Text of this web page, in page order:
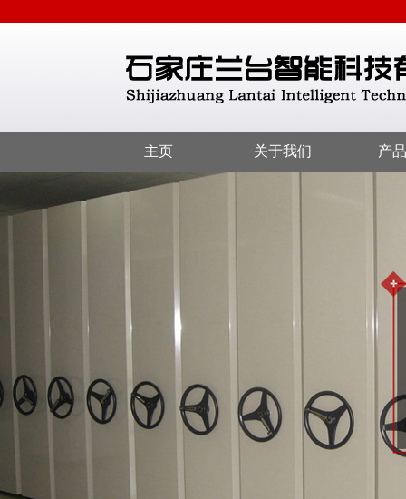
主页 关于我们 产